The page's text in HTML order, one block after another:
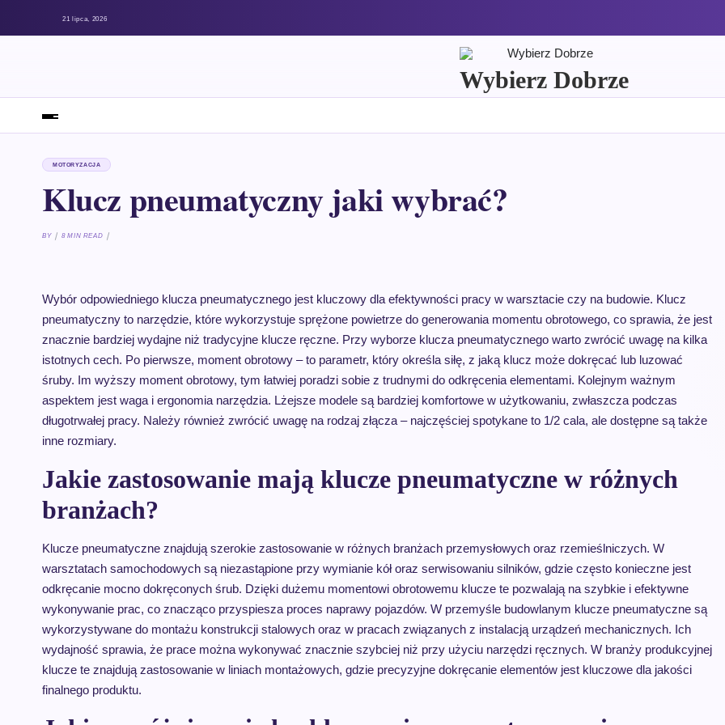
21 lipca, 2026
Wybierz Dobrze
MOTORYZACJA
Klucz pneumatyczny jaki wybrać?
BY 8 MIN READ
Wybór odpowiedniego klucza pneumatycznego jest kluczowy dla efektywności pracy w warsztacie czy na budowie. Klucz
pneumatyczny to narzędzie, które wykorzystuje sprężone powietrze do generowania momentu obrotowego, co sprawia, że jest
znacznie bardziej wydajne niż tradycyjne klucze ręczne. Przy wyborze klucza pneumatycznego warto zwrócić uwagę na kilka
istotnych cech. Po pierwsze, moment obrotowy – to parametr, który określa siłę, z jaką klucz może dokręcać lub luzować
śruby. Im wyższy moment obrotowy, tym łatwiej poradzi sobie z trudnymi do odkręcenia elementami. Kolejnym ważnym
aspektem jest waga i ergonomia narzędzia. Lżejsze modele są bardziej komfortowe w użytkowaniu, zwłaszcza podczas
długotrwałej pracy. Należy również zwrócić uwagę na rodzaj złącza – najczęściej spotykane to 1/2 cala, ale dostępne są także
inne rozmiary.
Jakie zastosowanie mają klucze pneumatyczne w różnych
branżach?
Klucze pneumatyczne znajdują szerokie zastosowanie w różnych branżach przemysłowych oraz rzemieślniczych. W
warsztatach samochodowych są niezastąpione przy wymianie kół oraz serwisowaniu silników, gdzie często konieczne jest
odkręcanie mocno dokręconych śrub. Dzięki dużemu momentowi obrotowemu klucze te pozwalają na szybkie i efektywne
wykonywanie prac, co znacząco przyspiesza proces naprawy pojazdów. W przemyśle budowlanym klucze pneumatyczne są
wykorzystywane do montażu konstrukcji stalowych oraz w pracach związanych z instalacją urządzeń mechanicznych. Ich
wydajność sprawia, że prace można wykonywać znacznie szybciej niż przy użyciu narzędzi ręcznych. W branży produkcyjnej
klucze te znajdują zastosowanie w liniach montażowych, gdzie precyzyjne dokręcanie elementów jest kluczowe dla jakości
finalnego produktu.